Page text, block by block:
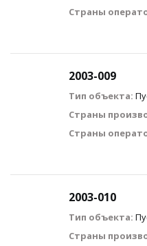
Страны
2003-009
Тип объекта:
Страны
Страны
2003-010
Тип объекта:
Страны